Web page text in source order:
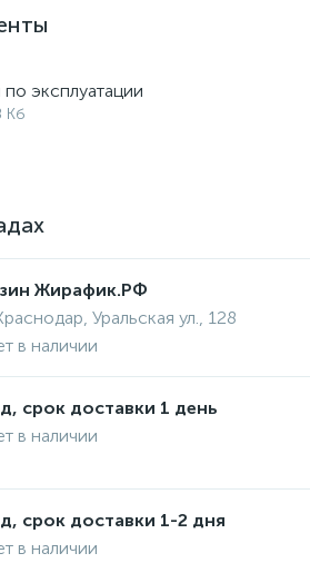
эксплуатации
Кб
Жирафик.РФ
Уральская ул., 128
в наличии
срок доставки 1 день
в наличии
срок доставки 1-2 дня
в наличии